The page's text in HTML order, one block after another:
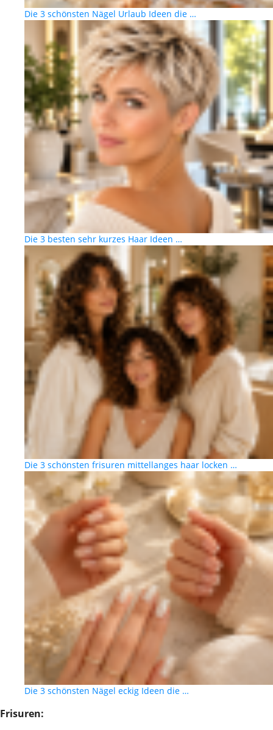
Die 3 schönsten Nägel Urlaub Ideen die …
Die 3 besten sehr kurzes Haar Ideen …
Die 3 schönsten frisuren mittellanges haar locken …
Die 3 schönsten Nägel eckig Ideen die …
Frisuren: